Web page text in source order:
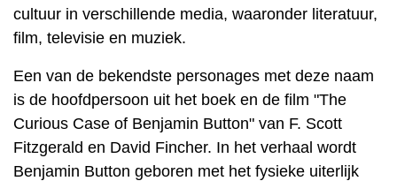
cultuur in verschillende media, waaronder literatuur,
film, televisie en muziek.
Een van de bekendste personages met deze naam
is de hoofdpersoon uit het boek en de film "The
Curious Case of Benjamin Button" van F. Scott
Fitzgerald en David Fincher. In het verhaal wordt
Benjamin Button geboren met het fysieke uiterlijk